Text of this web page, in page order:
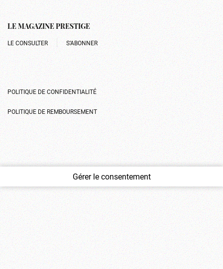
LE MAGAZINE PRESTIGE
LE CONSULTER S’ABONNER
POLITIQUE DE CONFIDENTIALITÉ
POLITIQUE DE REMBOURSEMENT
Gérer le consentement